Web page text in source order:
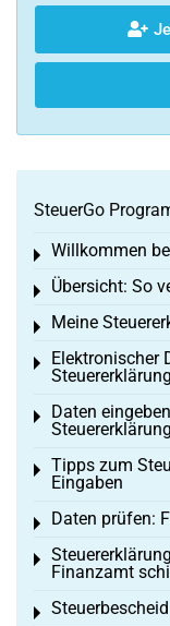
SteuerGo
Willkommen
Toggle menu
Übersicht: So
Toggle menu
Meine
Toggle menu
Elektronischer
Steuererklärung
Toggle menu
Daten
Steuererklärung
Toggle menu
Tipps zum
Eingaben
Toggle menu
Daten prüfen:
Toggle menu
Finanzamt
Toggle menu
Toggle menu